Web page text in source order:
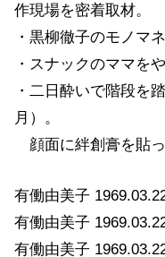
作現場を密着取材。
・黒柳徹子のモノマ
・スナックのママを
・二日酔いで階段を
月）。
顔面に絆創膏を貼っ
有働由美子
有働由美子
有働由美子